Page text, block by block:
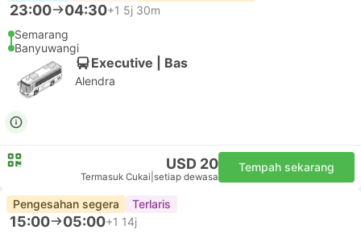
23:00 04:30+1 5j 30m
Semarang
Banyuwangi
Executive | Bas
Alendra
USD 20
Termasuk Cukai setiap dewasa
Tempah sekarang
Pengesahan segera Terlaris
15:00 05:00+1 14j